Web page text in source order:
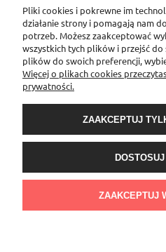
MOJE
O
Sklep Elementownia |Al.
600888206|
Pliki cookies i pokrewne im
działanie strony i pomagają nam
potrzeb. Możesz zaakceptować
wszystkich tych plików i przejść
plików do swoich preferencji,
Więcej o plikach cookies
prywatności.
ZAAKCEPTUJ
ZAAKCEPTUJ